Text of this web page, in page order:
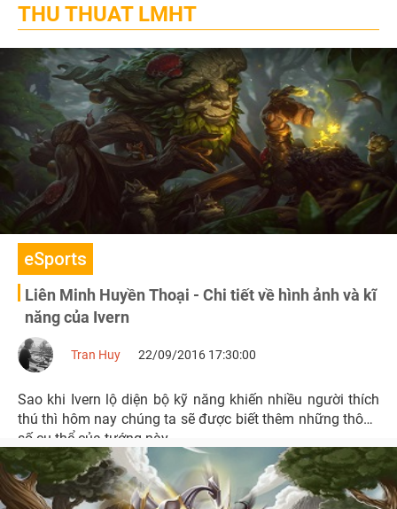
THU THUAT LMHT
eSports
Liên Minh Huyền Thoại - Chi tiết về hình ảnh và kĩ
năng của Ivern
Tran Huy 22/09/2016 17:30:00
Sao khi Ivern lộ diện bộ kỹ năng khiến nhiều người thích
thú thì hôm nay chúng ta sẽ được biết thêm những thông
số cụ thể của tướng này.